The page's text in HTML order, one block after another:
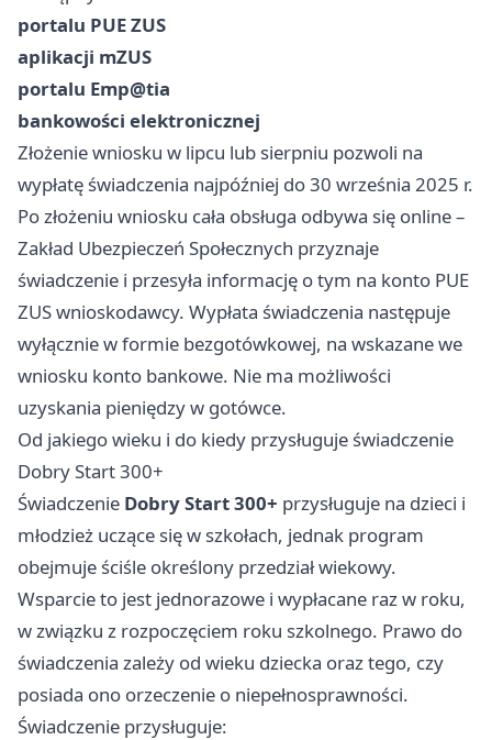
portalu PUE ZUS
aplikacji mZUS
portalu Emp@tia
bankowości elektronicznej
Złożenie wniosku w lipcu lub sierpniu pozwoli na
wypłatę świadczenia najpóźniej do 30 września 2025 r.
Po złożeniu wniosku cała obsługa odbywa się online –
Zakład Ubezpieczeń Społecznych przyznaje
świadczenie i przesyła informację o tym na konto PUE
ZUS wnioskodawcy. Wypłata świadczenia następuje
wyłącznie w formie bezgotówkowej, na wskazane we
wniosku konto bankowe. Nie ma możliwości
uzyskania pieniędzy w gotówce.
Od jakiego wieku i do kiedy przysługuje świadczenie
Dobry Start 300+
Świadczenie Dobry Start 300+ przysługuje na dzieci i
młodzież uczące się w szkołach, jednak program
obejmuje ściśle określony przedział wiekowy.
Wsparcie to jest jednorazowe i wypłacane raz w roku,
w związku z rozpoczęciem roku szkolnego. Prawo do
świadczenia zależy od wieku dziecka oraz tego, czy
posiada ono orzeczenie o niepełnosprawności.
Świadczenie przysługuje: